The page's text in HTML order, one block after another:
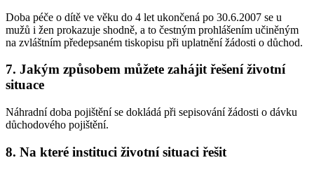
Doba péče o dítě ve věku do 4 let ukončená po 30.6.2007 se u
mužů i žen prokazuje shodně, a to čestným prohlášením učiněným
na zvláštním předepsaném tiskopisu při uplatnění žádosti o důchod.
7. Jakým způsobem můžete zahájit řešení životní
situace
Náhradní doba pojištění se dokládá při sepisování žádosti o dávku
důchodového pojištění.
8. Na které instituci životní situaci řešit